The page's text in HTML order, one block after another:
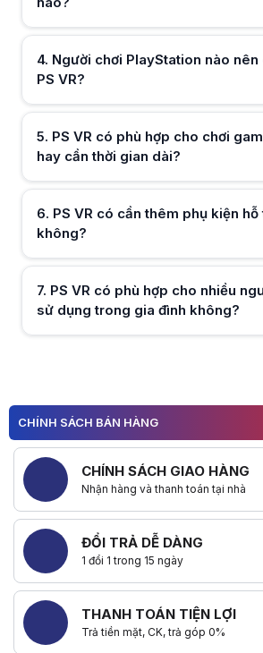
4. Người chơi PlayStation nào
PS VR?
5. PS VR có phù hợp cho chơi
hay cần thời gian dài?
6. PS VR có cần thêm phụ kiện
không?
7. PS VR có phù hợp cho nhiều
sử dụng trong gia đình không?
Hữu ích (0)
CHÍNH SÁCH BÁN HÀNG
CHÍNH SÁCH GIAO HÀNG
Nhận hàng và thanh toán tại nhà
ĐỔI TRẢ DỄ DÀNG
1 đổi 1 trong 15 ngày
THANH TOÁN TIỆN LỢI
Trả tiền mặt, CK, trả góp 0%